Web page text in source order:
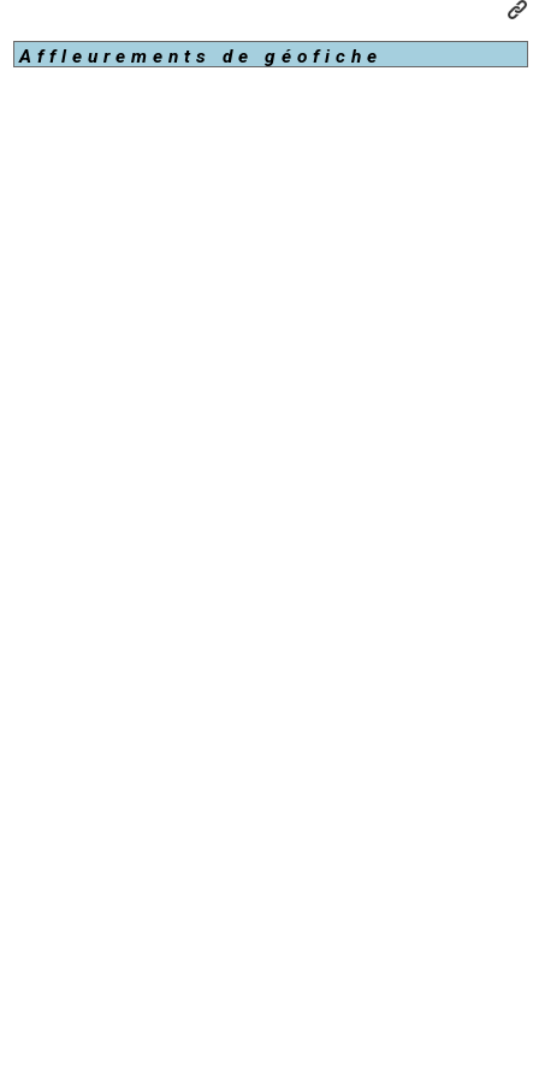
Affleurements de géofiche